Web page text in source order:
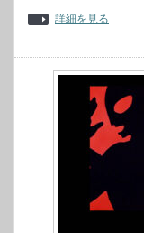
詳細を見る